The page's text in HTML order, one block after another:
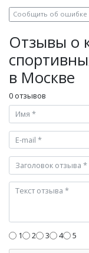
Сообщить об ошибке
Отзывы о
в Москве
0 отзывов
1 2 3 4 5